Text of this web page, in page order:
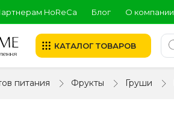
HoReCa Блог О компании
КАТАЛОГ ТОВАРОВ
питания Фрукты Груши